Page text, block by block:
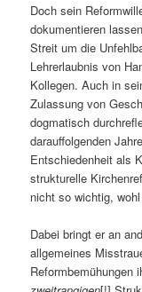
Doch sein
dokumentieren
Streit um die
Lehrerlaubnis von
Kollegen. Auch in
Zulassung von
dogmatisch
darauffolgenden
Entschiedenheit als
strukturelle
nicht so wichtig,
Dabei bringt er an
allgemeines
Reformbemühungen